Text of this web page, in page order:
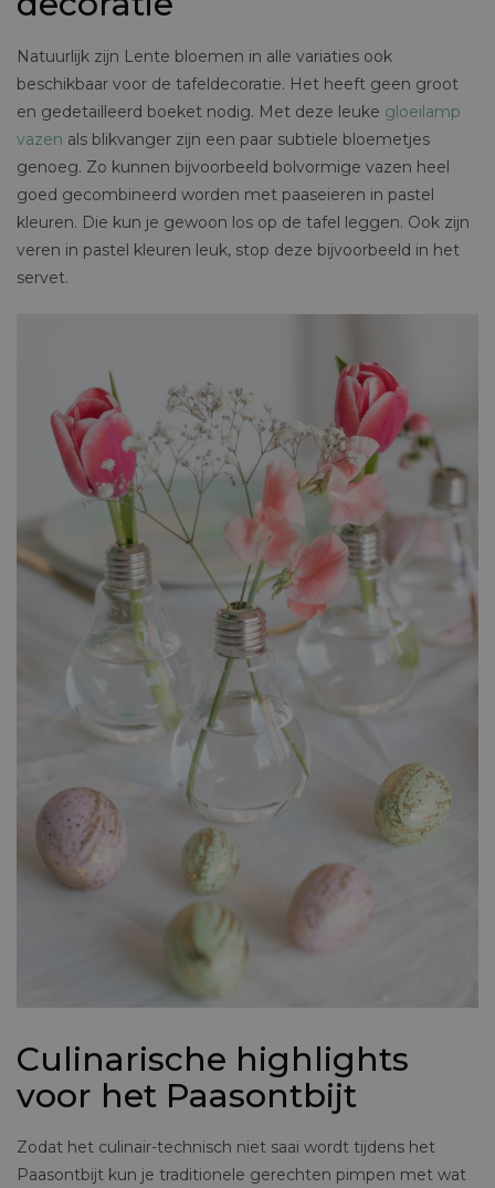
Natuurlijk zijn Lente bloemen in alle variaties ook
beschikbaar voor de tafeldecoratie. Het heeft geen groot
en gedetailleerd boeket nodig. Met deze leuke gloeilamp
vazen als blikvanger zijn een paar subtiele bloemetjes
genoeg. Zo kunnen bijvoorbeeld bolvormige vazen heel
goed gecombineerd worden met paaseieren in pastel
kleuren. Die kun je gewoon los op de tafel leggen. Ook zijn
veren in pastel kleuren leuk, stop deze bijvoorbeeld in het
servet.
Culinarische highlights
voor het Paasontbijt
Zodat het culinair-technisch niet saai wordt tijdens het
Paasontbijt kun je traditionele gerechten pimpen met wat